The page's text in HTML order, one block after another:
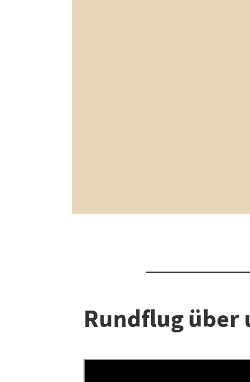
Rundflug über